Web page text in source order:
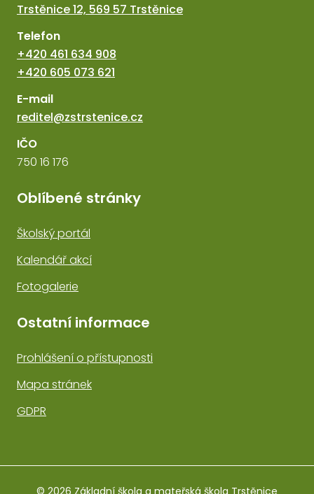
Trstěnice 12, 569 57 Trstěnice
Telefon
+420 461 634 908
+420 605 073 621
E-mail
reditel@zstrstenice.cz
IČO
750 16 176
Oblíbené stránky
Školský portál
Kalendář akcí
Fotogalerie
Ostatní informace
Prohlášení o přístupnosti
Mapa stránek
GDPR
© 2026 Základní škola a mateřská škola Trstěnice